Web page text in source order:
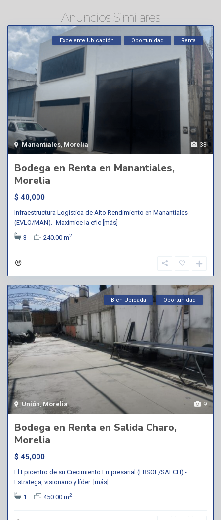
Anuncios Similares
33
Manantiales Morelia
Excelente Ubicación Oportunidad Renta
Bodega en Renta en Manantiales,
Morelia
$ 40,000
Infraestructura Logística de Alto Rendimiento en Manantiales
(EVLO/MAN).- Maximice la efic [más]
3
240.00 m2
9
Unión,Morelia
Bien Ubicada Oportunidad
Bodega en Renta en Salida Charo,
Morelia
$ 45,000
El Epicentro de su Crecimiento Empresarial (ERSOL/SALCH).-
Estratega, visionario y líder: [más]
1
450.00 m2